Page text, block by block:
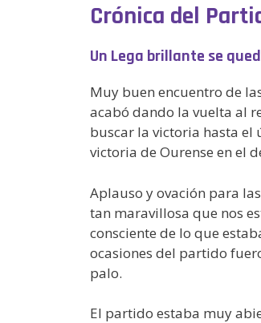
Crónica del
Un Lega brillante se
Muy buen encuentro de
acabó dando la vuelta al
buscar la victoria hasta el
victoria de Ourense en el
Aplauso y ovación para
tan maravillosa que nos
consciente de lo que
ocasiones del partido
palo.
El partido estaba muy